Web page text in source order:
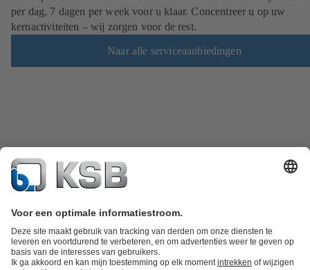
per dag, 7 dagen per week voor u klaar. Concentreer u op uw
kernactiviteiten – wij zorgen voor de rest.
Naar alle serviceaanbiedingen